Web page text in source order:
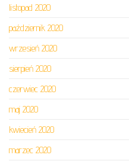
listopad 2020
październik 2020
wrzesień 2020
sierpień 2020
czerwiec 2020
maj 2020
kwiecień 2020
marzec 2020